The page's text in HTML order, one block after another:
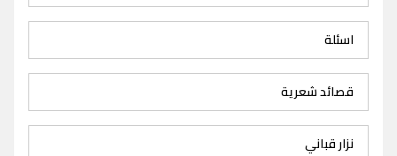
اسئلة
قصائد شعرية
نزار قباني